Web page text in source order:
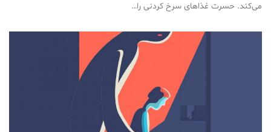
می‌کند. حسرت غذاهای سرخ کردنی را…